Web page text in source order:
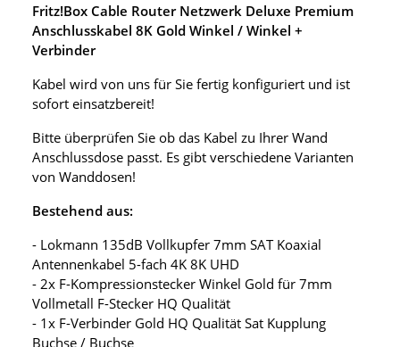
Fritz!Box Cable Router Netzwerk Deluxe Premium
Anschlusskabel 8K Gold Winkel / Winkel +
Verbinder
Kabel wird von uns für Sie fertig konfiguriert und ist
sofort einsatzbereit!
Bitte überprüfen Sie ob das Kabel zu Ihrer Wand
Anschlussdose passt. Es gibt verschiedene Varianten
von Wanddosen!
Bestehend aus:
- Lokmann 135dB Vollkupfer 7mm SAT Koaxial
Antennenkabel 5-fach 4K 8K UHD
- 2x F-Kompressionstecker Winkel Gold für 7mm
Vollmetall F-Stecker HQ Qualität
- 1x F-Verbinder Gold HQ Qualität Sat Kupplung
Buchse / Buchse